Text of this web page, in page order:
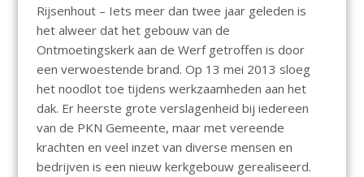
e
b
o
o
k
at
s
A
p
p
ai
l
Rijsenhout – Iets meer dan twee jaar geleden is
het alweer dat het gebouw van de
Ontmoetingskerk aan de Werf getroffen is door
een verwoestende brand. Op 13 mei 2013 sloeg
het noodlot toe tijdens werkzaamheden aan het
dak. Er heerste grote verslagenheid bij iedereen
van de PKN Gemeente, maar met vereende
krachten en veel inzet van diverse mensen en
bedrijven is een nieuw kerkgebouw gerealiseerd.